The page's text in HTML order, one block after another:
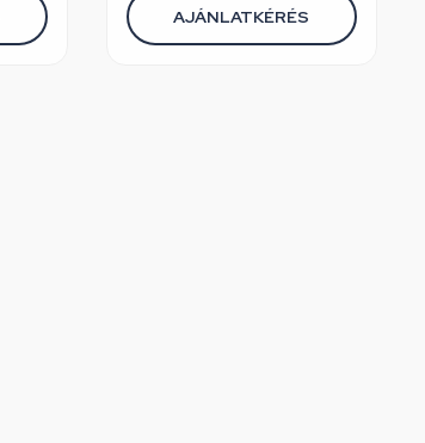
AJÁNLATKÉRÉS